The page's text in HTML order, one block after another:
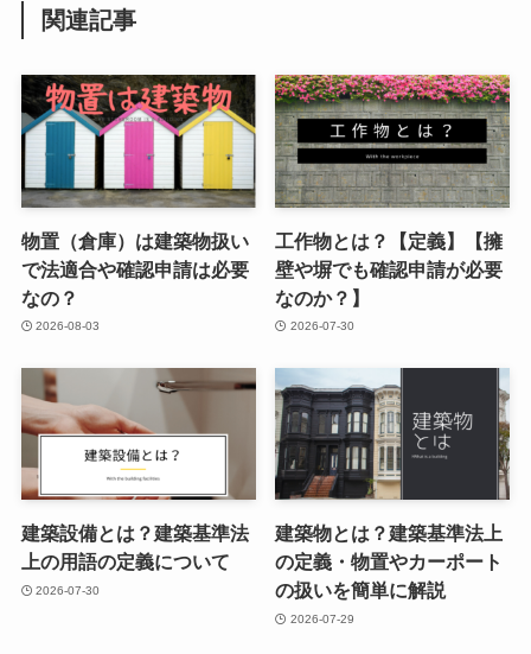
関連記事
物置（倉庫）は建築物扱い
で法適合や確認申請は必要
なの？
2026-08-03
工作物とは？【定義】【擁
壁や塀でも確認申請が必要
なのか？】
2026-07-30
建築設備とは？建築基準法
上の用語の定義について
2026-07-30
建築物とは？建築基準法上
の定義・物置やカーポート
の扱いを簡単に解説
2026-07-29